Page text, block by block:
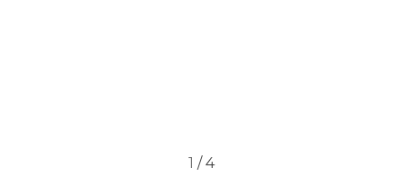
1 /4